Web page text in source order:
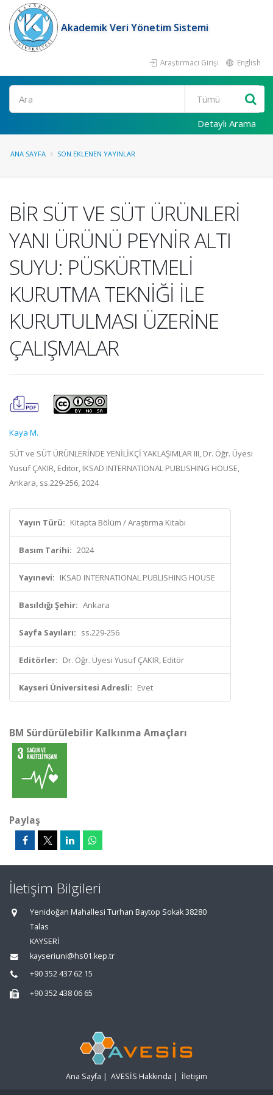
Akademik Veri Yönetim Sistemi
Araştırmacı Girişi English
Ara
Detaylı Arama
ANA SAYFA SON EKLENEN YAYINLAR
BİR SÜT VE SÜT ÜRÜNLERİ
YANI ÜRÜNÜ PEYNİR ALTI
SUYU: PÜSKÜRTMELİ
KURUTMA TEKNİĞİ İLE
KURUTULMASI ÜZERİNE
ÇALIŞMALAR
Kaya M.
SÜT ve SÜT ÜRÜNLERİNDE YENİLİKÇİ YAKLAŞIMLAR III, Dr. Öğr. Üyesi
Yusuf ÇAKIR, Editör, IKSAD INTERNATIONAL PUBLISHING HOUSE,
Ankara, ss.229-256, 2024
Yayın Türü: Kitapta Bölüm / Araştırma Kitabı
Basım Tarihi: 2024
Yayınevi: IKSAD INTERNATIONAL PUBLISHING HOUSE
Basıldığı Şehir: Ankara
Sayfa Sayıları: ss.229-256
Editörler: Dr. Öğr. Üyesi Yusuf ÇAKIR, Editör
Kayseri Üniversitesi Adresli: Evet
BM Sürdürülebilir Kalkınma Amaçları
Paylaş
İletişim Bilgileri
Yenidoğan Mahallesi Turhan Baytop Sokak 38280
Talas
KAYSERİ
kayseriuni@hs01.kep.tr
+90 352 437 62 15
+90 352 438 06 65
Ana Sayfa | AVESİS Hakkında | İletişim